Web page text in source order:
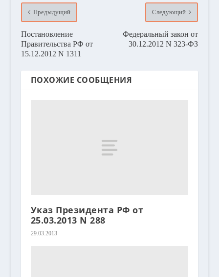
Предыдущий
Постановление
Правительства РФ от
15.12.2012 N 1311
Следующий
Федеральный закон от
30.12.2012 N 323-ФЗ
ПОХОЖИЕ СООБЩЕНИЯ
Указ Президента РФ от
25.03.2013 N 288
29.03.2013